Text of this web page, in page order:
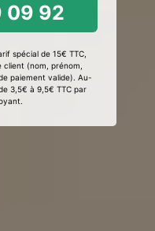
09 92
spécial de 15€ TTC,
(nom, prénom,
paiement valide). Au-
3,5€ à 9,5€ TTC par